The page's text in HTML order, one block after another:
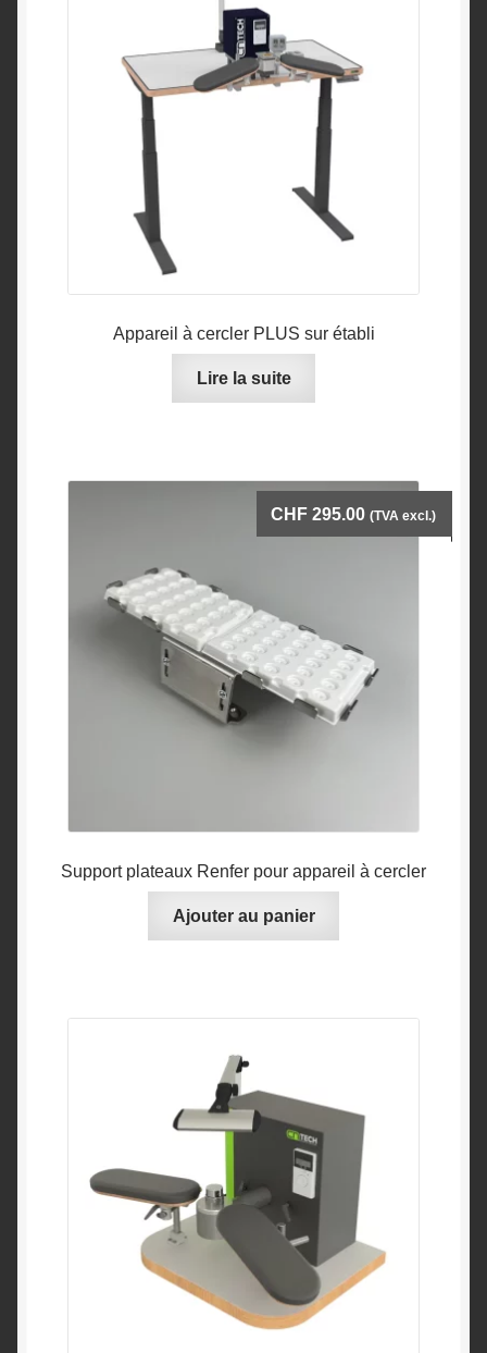
Appareil à cercler PLUS sur établi
Lire la suite
Support plateaux Renfer pour appareil à cercler
CHF 295.00 (TVA excl.)
Ajouter au panier